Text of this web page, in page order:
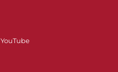
YouTube